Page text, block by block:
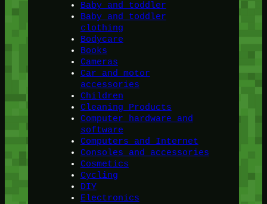
Baby and toddler
Baby and toddler
clothing
Bodycare
Books
Cameras
Car and motor
accessories
Children
Cleaning Products
Computer hardware and
software
Computers and Internet
Consoles and accessories
Cosmetics
Cycling
DIY
Electronics